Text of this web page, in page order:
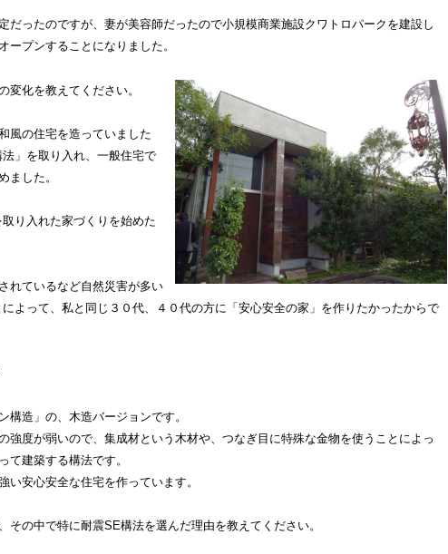
だったのですが、妻が美容師だったので小規模商業施設クワトロパークを建設し
ープンすることになりました。
変化を教えてください。
風の住宅を造っていました
」を取り入れ、一般住宅で
ました。
り入れた家づくりを始めた
れているなど自然災害が多い
よって、私と同じ３０代、４０代の方に「安心安全の家」を作りたかったからで
構造」の、木造バージョンです。
強度が弱いので、集成材という木材や、つなぎ目に特殊な金物を使うことによっ
て建築する構法です。
い安心安全な住宅を作っています。
その中で特に耐震SE構法を選んだ理由を教えてください。